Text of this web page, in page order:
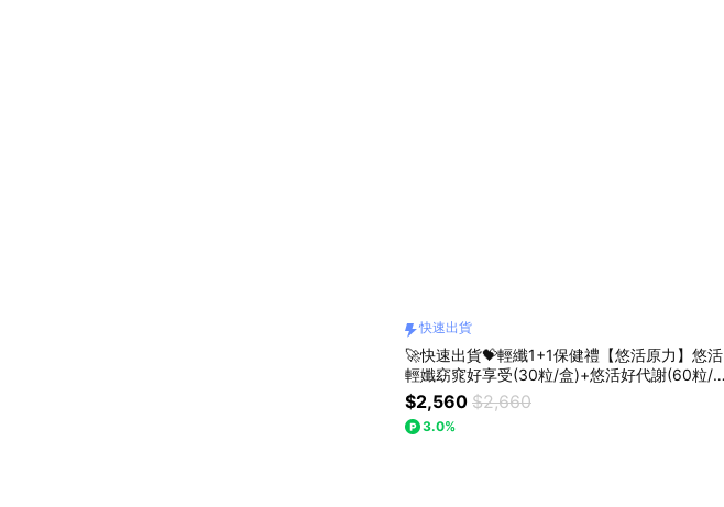
快速出貨
🚀快速出貨💝輕纖1+1保健禮【悠活原力】悠活
輕孅窈窕好享受(30粒/盒)+悠活好代謝(60粒/
盒)｜附提袋｜大餐必備｜送禮首選
$2,560 $2,660
3.0%